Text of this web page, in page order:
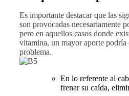
Es importante destacar que las
son provocadas necesariamente
pero en aquellos casos donde
vitamina, un mayor aporte
problema.
En lo referente al
frenar su caída,